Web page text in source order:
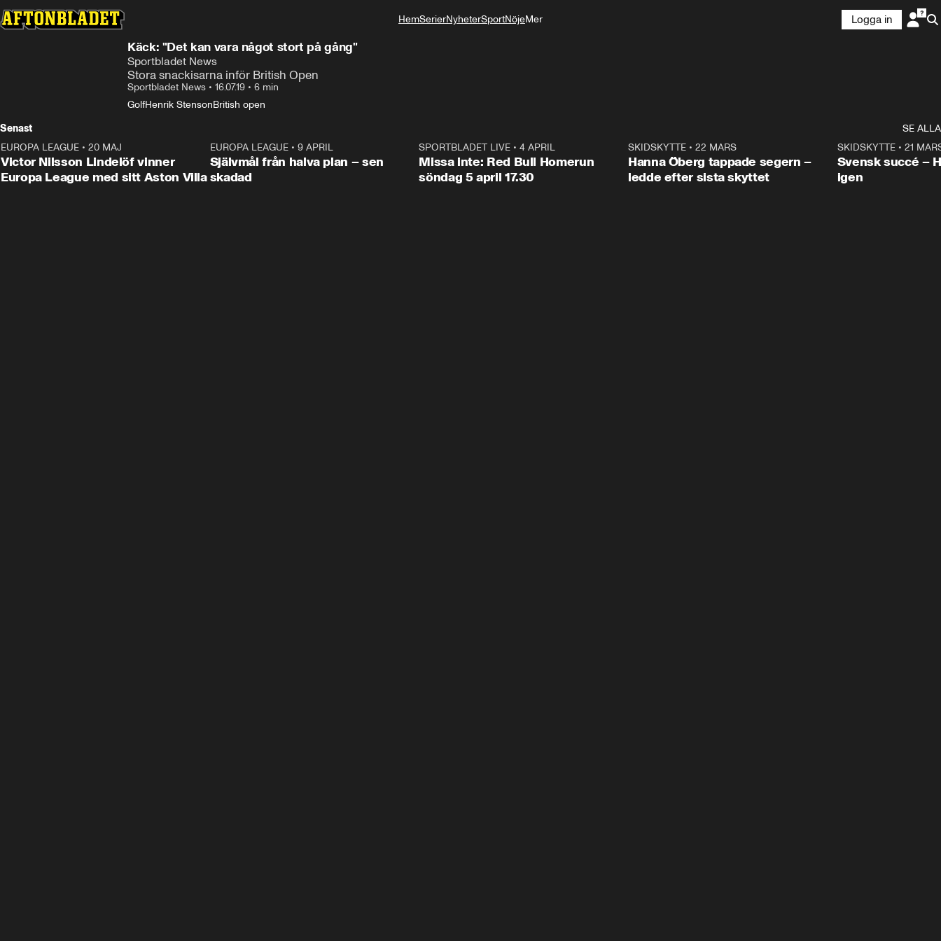
HemSerierNyheterSportNöjeMer
Logga in
Käck: "Det kan vara något stort på gång"
Sportbladet News
Stora snackisarna inför British Open
Sportbladet News • 16.07.19 • 6 min
GolfHenrik StensonBritish open
Senast
SE ALLA
EUROPA LEAGUE • 20 MAJ
Victor Nilsson Lindelöf vinner
Europa League med sitt Aston Villa
1:03
EUROPA LEAGUE• 9 APRIL
Självmål från halva plan – sen
skadad
SPORTBLADET LIVE •4 APRIL
Missa inte: Red Bull Homerun
söndag 5 april 17.30
SKIDSKYTTE• 22 MARS
Hanna Öberg tappade segern –
ledde efter sista skyttet
SKIDSKYTTE• 21
Svensk succé –
igen